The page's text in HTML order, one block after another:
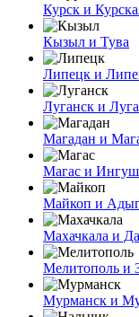
Курск и
Кызыл и Тува
Липецк и
Луганск и
Магадан и
Магас и
Майкоп и
Махачкала и
Мелитополь и
Мурманск и